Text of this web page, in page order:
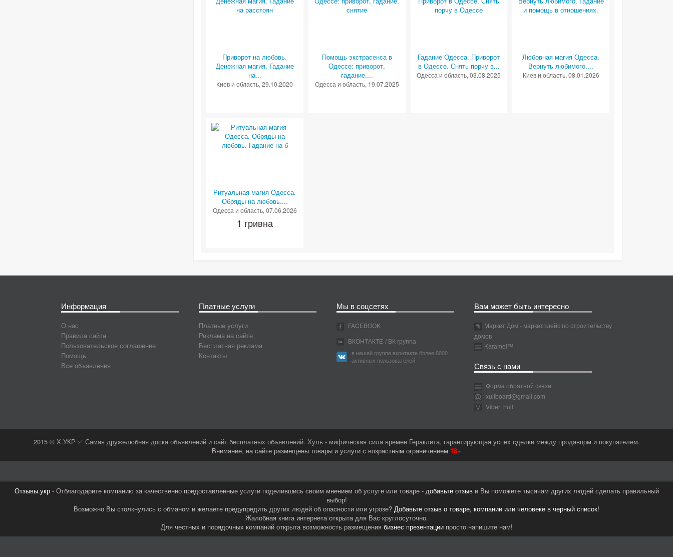
Приворот на любовь.
Денежная магия. Гадание
на...
Киев и область, 29.10.2020
Помощь экстрасенса в
Одессе: приворот,
гадание,...
Одесса и область, 19.07.2025
Гадание Одесса. Приворот
в Одессе. Снять порчу в...
Одесса и область, 03.08.2025
Любовная магия Одесса.
Вернуть любимого....
Киев и область, 08.01.2026
Ритуальная магия Одесса.
Обряды на любовь....
Одесса и область, 07.06.2026
1 гривна
Информация
О нас
Правила сайта
Пользовательское соглашение
Помощь
Все объявления
Платные услуги
Платные услуги
Реклама на сайте
Бесплатная реклама
Контакты
Мы в соцсетях
FACEBOOK
ВКОНТАКТЕ / ВК группа
в нашей группе вконтакте более 6000
активных пользователей
Вам может быть интересно
Маркет Дом - маркетплейс по строительству
домов
Karamel™
Связь с нами
Форма обратной связи
xullboard@gmail.com
Viber: hull
2015 © Х.УКР ✅ Самая дружелюбная доска объявлений и сайт бесплатных объявлений. Хуль - мифическая сила времен Гераклита, гарантирующая успех сделки между продавцом и покупателем.
Внимание, на сайте размещены товары и услуги с возрастным ограничением 18+
Отзывы.укр- Отблагодарите компанию за качественно предоставленные услуги поделившись своим мнением об услуге или товаре - добавьте отзыви Вы поможете тысячам других людей сделать правильный
выбор!
Возможно Вы столкнулись с обманом и желаете предупредить других людей об опасности или угрозе? Добавьте отзыв о товаре, компании или человеке в черный список!
Жалобная книга интернета открыта для Вас круглосуточно.
Для честных и порядочных компаний открыта возможность размещения бизнес презентациипросто напишите нам!